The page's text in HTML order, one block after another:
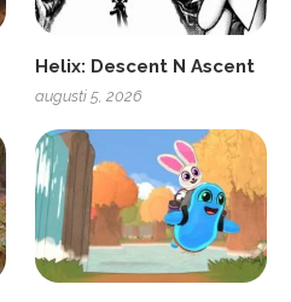
Helix: Descent N Ascent
augusti 5, 2026